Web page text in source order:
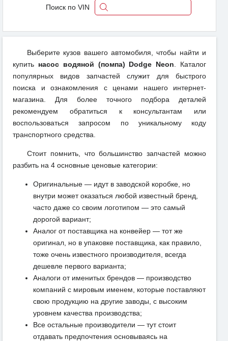
Поиск по VIN
Выберите кузов вашего автомобиля, чтобы найти и
купить насос водяной (помпа) Dodge Neon . Каталог
популярных видов запчастей служит для быстрого
поиска и ознакомления с ценами нашего интернет-
магазина. Для более точного подбора деталей
рекомендуем обратиться к консультантам или
воспользоваться запросом по уникальному коду
транспортного средства.
Стоит помнить, что большинство запчастей можно
разбить на 4 основные ценовые категории:
Оригинальные — идут в заводской коробке, но
внутри может оказаться любой известный бренд,
часто даже со своим логотипом — это самый
дорогой вариант;
Аналог от поставщика на конвейер — тот же
оригинал, но в упаковке поставщика, как правило,
тоже очень известного производителя, всегда
дешевле первого варианта;
Аналоги от именитых брендов — производство
компаний с мировым именем, которые поставляют
свою продукцию на другие заводы, с высоким
уровнем качества производства;
Все остальные производители — тут стоит
отдавать предпочтения основываясь на